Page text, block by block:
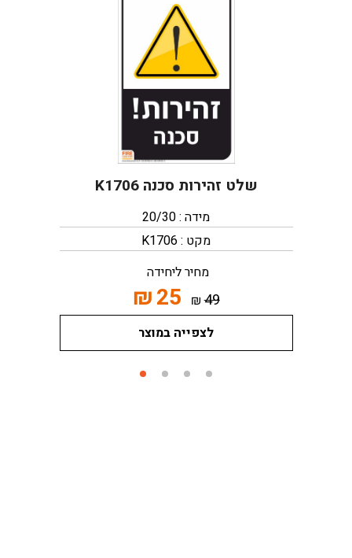
שלט זהירות סכנה K1706
מידה : 20/30
מקט : K1706
מחיר ליחידה
49
₪
25
₪
לצפייה במוצר